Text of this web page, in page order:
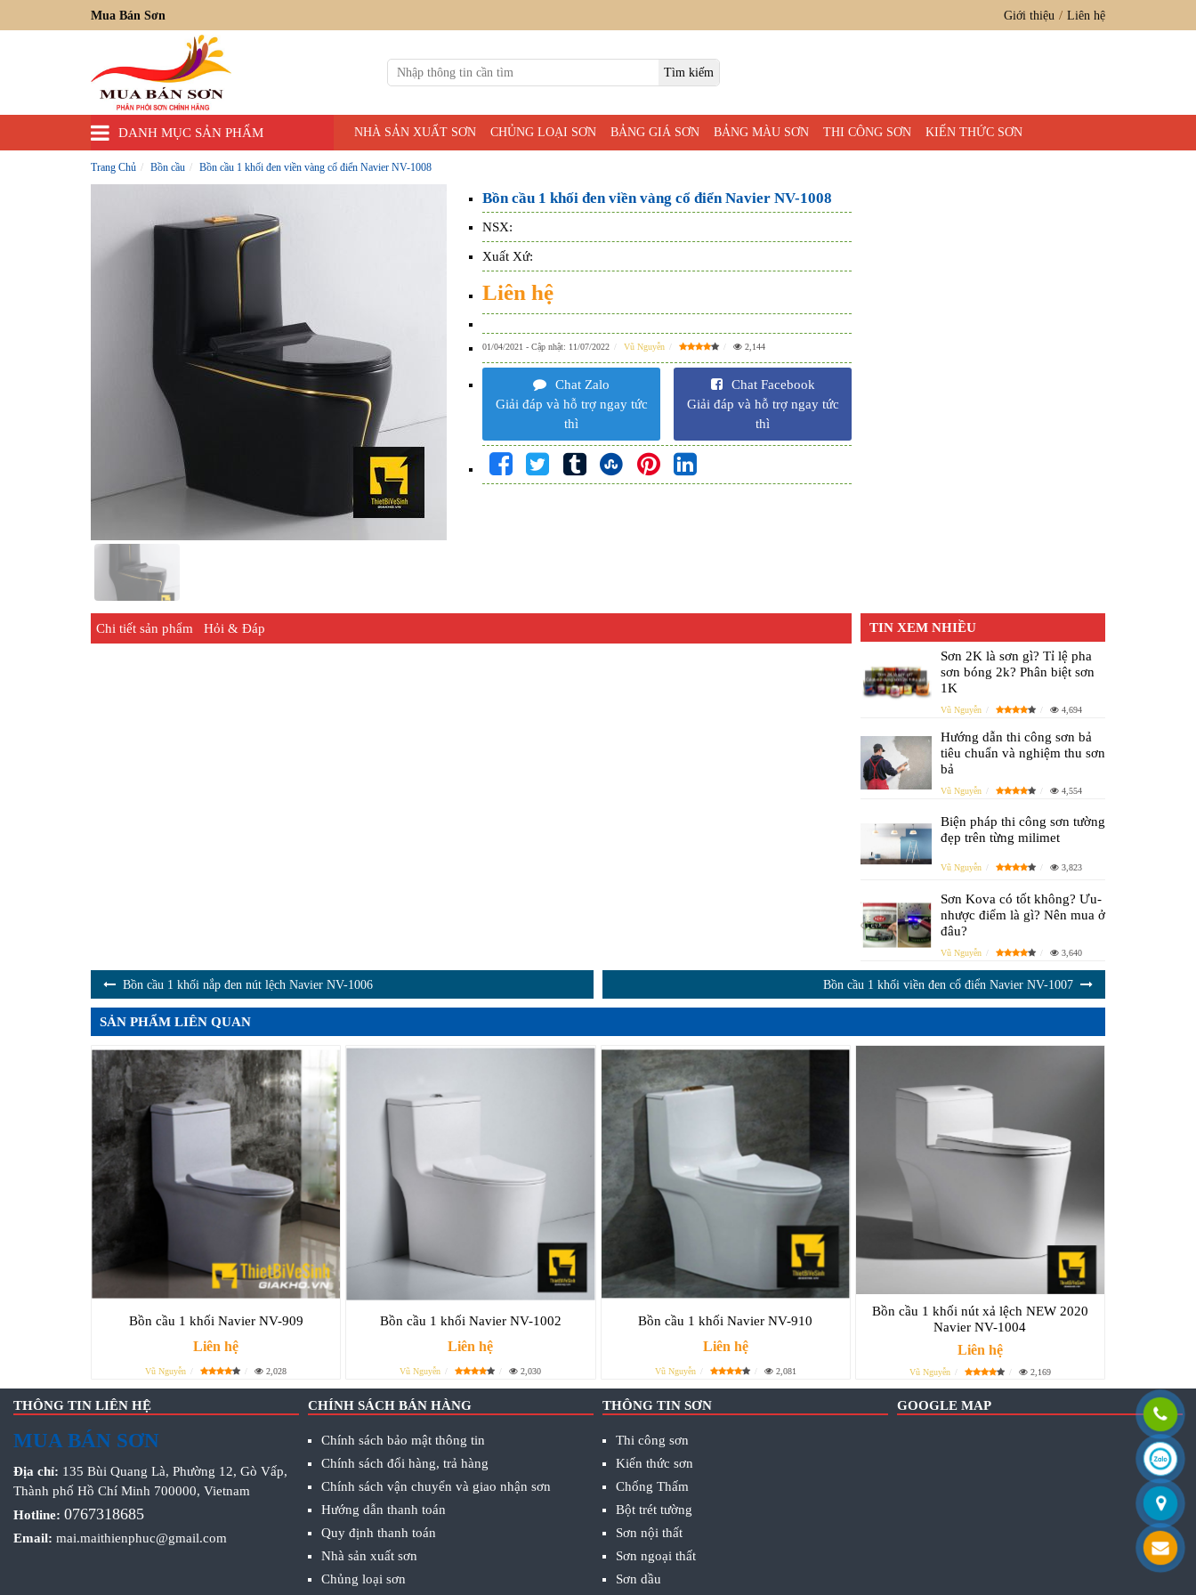
Mua Bán Sơn Giới thiệu Liên hệ
DANH MỤC SẢN PHẨM NHÀ SẢN XUẤT SƠN CHỦNG LOẠI SƠN BẢNG GIÁ SƠN BẢNG MÀU SƠN THI CÔNG SƠN KIẾN THỨC SƠN
Trang Chủ Bồn cầu Bồn cầu 1 khối đen viền vàng cổ điển Navier NV-1008
Bồn cầu 1 khối đen viền vàng cổ điển Navier NV-1008
NSX:
Xuất Xứ:
Liên hệ
01/04/2021 - Cập nhật: 11/07/2022 Vũ Nguyễn 2,144
Chat Zalo
Giải đáp và hỗ trợ ngay tức
thì
Chat Facebook
Giải đáp và hỗ trợ ngay tức
thì
Chi tiết sản phẩm Hỏi & Đáp
TIN XEM NHIỀU
Sơn 2K là sơn gì? Tỉ lệ pha
sơn bóng 2k? Phân biệt sơn
1K
Vũ Nguyễn 4,694
Hướng dẫn thi công sơn bả
tiêu chuẩn và nghiệm thu sơn
bả
Vũ Nguyễn 4,554
Biện pháp thi công sơn tường
đẹp trên từng milimet
Vũ Nguyễn 3,823
Sơn Kova có tốt không? Ưu-
nhược điểm là gì? Nên mua ở
đâu?
Vũ Nguyễn 3,640
Bồn cầu 1 khối nắp đen nút lệch Navier NV-1006 Bồn cầu 1 khối viền đen cổ điển Navier NV-1007
SẢN PHẨM LIÊN QUAN
Bồn cầu 1 khối Navier NV-909
Liên hệ
Vũ Nguyễn 2,028
Bồn cầu 1 khối Navier NV-1002
Liên hệ
Vũ Nguyễn 2,030
Bồn cầu 1 khối Navier NV-910
Liên hệ
Vũ Nguyễn 2,081
Bồn cầu 1 khối nút xả lệch NEW 2020
Navier NV-1004
Liên hệ
Vũ Nguyễn 2,169
THÔNG TIN LIÊN HỆ
MUA BÁN SƠN
Địa chỉ: 135 Bùi Quang Là, Phường 12, Gò Vấp,
Thành phố Hồ Chí Minh 700000, Vietnam
Hotline: 0767318685
Email: mai.maithienphuc@gmail.com
CHÍNH SÁCH BÁN HÀNG
Chính sách bảo mật thông tin
Chính sách đổi hàng, trả hàng
Chính sách vận chuyển và giao nhận sơn
Hướng dẫn thanh toán
Quy định thanh toán
Nhà sản xuất sơn
Chủng loại sơn
THÔNG TIN SƠN
Thi công sơn
Kiến thức sơn
Chống Thấm
Bột trét tường
Sơn nội thất
Sơn ngoại thất
Sơn dầu
GOOGLE MAP